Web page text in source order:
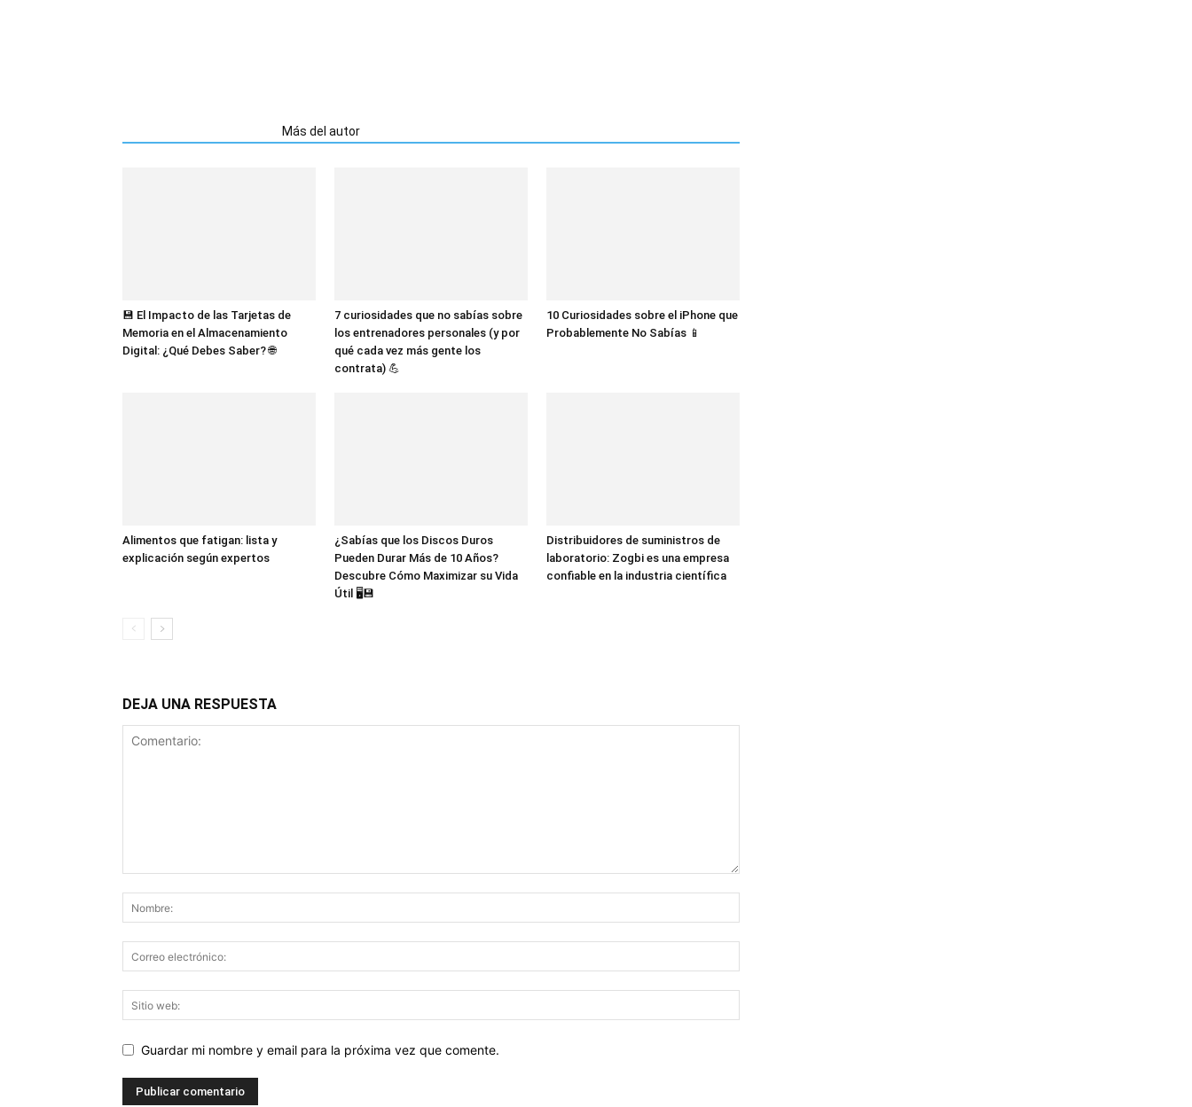
Más del autor
💾 El Impacto de las Tarjetas de
Memoria en el Almacenamiento
Digital: ¿Qué Debes Saber? 🌐
7 curiosidades que no sabías sobre
los entrenadores personales (y por
qué cada vez más gente los
contrata) 💪
10 Curiosidades sobre el iPhone que
Probablemente No Sabías 📱
Alimentos que fatigan: lista y
explicación según expertos
¿Sabías que los Discos Duros
Pueden Durar Más de 10 Años?
Descubre Cómo Maximizar su Vida
Útil 🖥️💾
Distribuidores de suministros de
laboratorio: Zogbi es una empresa
confiable en la industria científica
DEJA UNA RESPUESTA
Guardar mi nombre y email para la próxima vez que comente.